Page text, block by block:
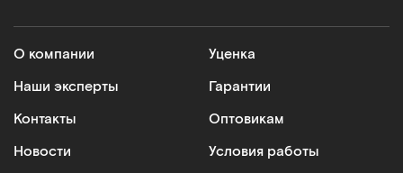
О компании
Наши эксперты
Контакты
Новости
Уценка
Гарантии
Оптовикам
Условия работы